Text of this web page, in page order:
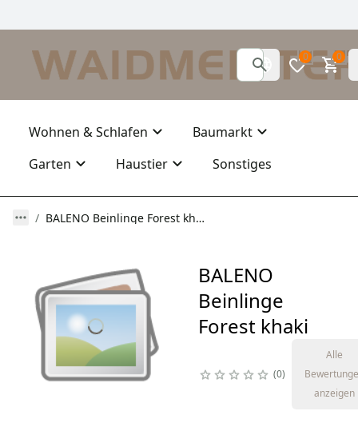
0 0
Wohnen & Schlafen
Baumarkt
Garten
Haustier Sonstiges
BALENO Beinlinge Forest khaki
BALENO
Beinlinge
Forest khaki
0
Alle
anzeigen